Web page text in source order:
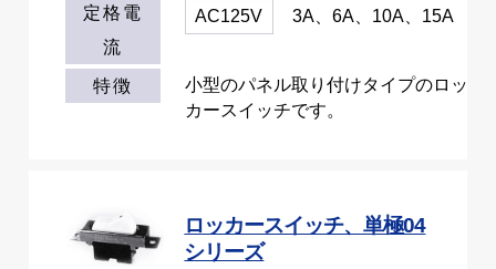
定格電
流
AC125V 3A、6A、10A、15A
特徴
小型のパネル取り付けタイプのロッ
カースイッチです。
ロッカースイッチ、単極04
シリーズ